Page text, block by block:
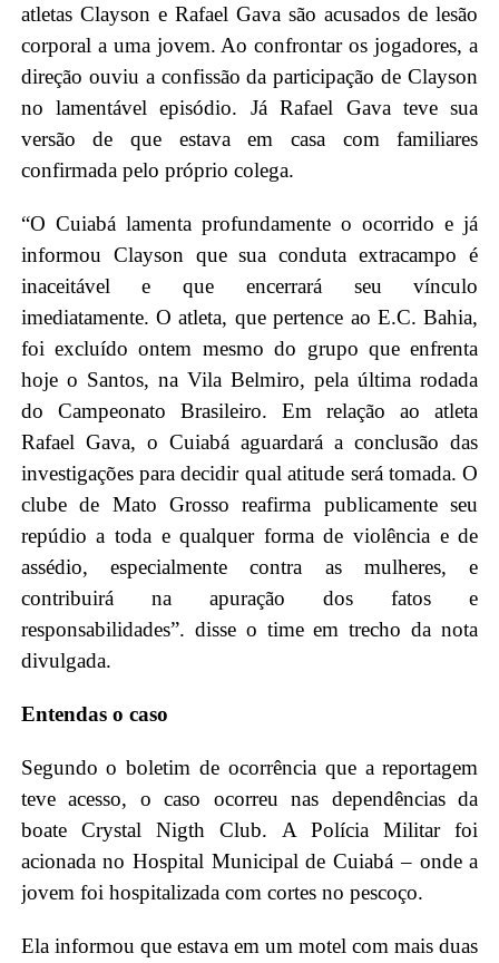
atletas Clayson e Rafael Gava são acusados de lesão
corporal a uma jovem. Ao confrontar os jogadores, a
direção ouviu a confissão da participação de Clayson
no lamentável episódio. Já Rafael Gava teve sua
versão de que estava em casa com familiares
confirmada pelo próprio colega.
“O Cuiabá lamenta profundamente o ocorrido e já
informou Clayson que sua conduta extracampo é
inaceitável e que encerrará seu vínculo
imediatamente. O atleta, que pertence ao E.C. Bahia,
foi excluído ontem mesmo do grupo que enfrenta
hoje o Santos, na Vila Belmiro, pela última rodada
do Campeonato Brasileiro. Em relação ao atleta
Rafael Gava, o Cuiabá aguardará a conclusão das
investigações para decidir qual atitude será tomada. O
clube de Mato Grosso reafirma publicamente seu
repúdio a toda e qualquer forma de violência e de
assédio, especialmente contra as mulheres, e
contribuirá na apuração dos fatos e
responsabilidades”. disse o time em trecho da nota
divulgada.
Entendas o caso
Segundo o boletim de ocorrência que a reportagem
teve acesso, o caso ocorreu nas dependências da
boate Crystal Nigth Club. A Polícia Militar foi
acionada no Hospital Municipal de Cuiabá – onde a
jovem foi hospitalizada com cortes no pescoço.
Ela informou que estava em um motel com mais duas